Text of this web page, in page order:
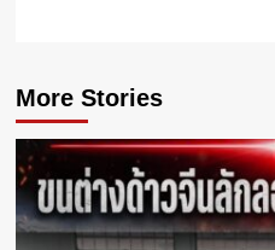
More Stories